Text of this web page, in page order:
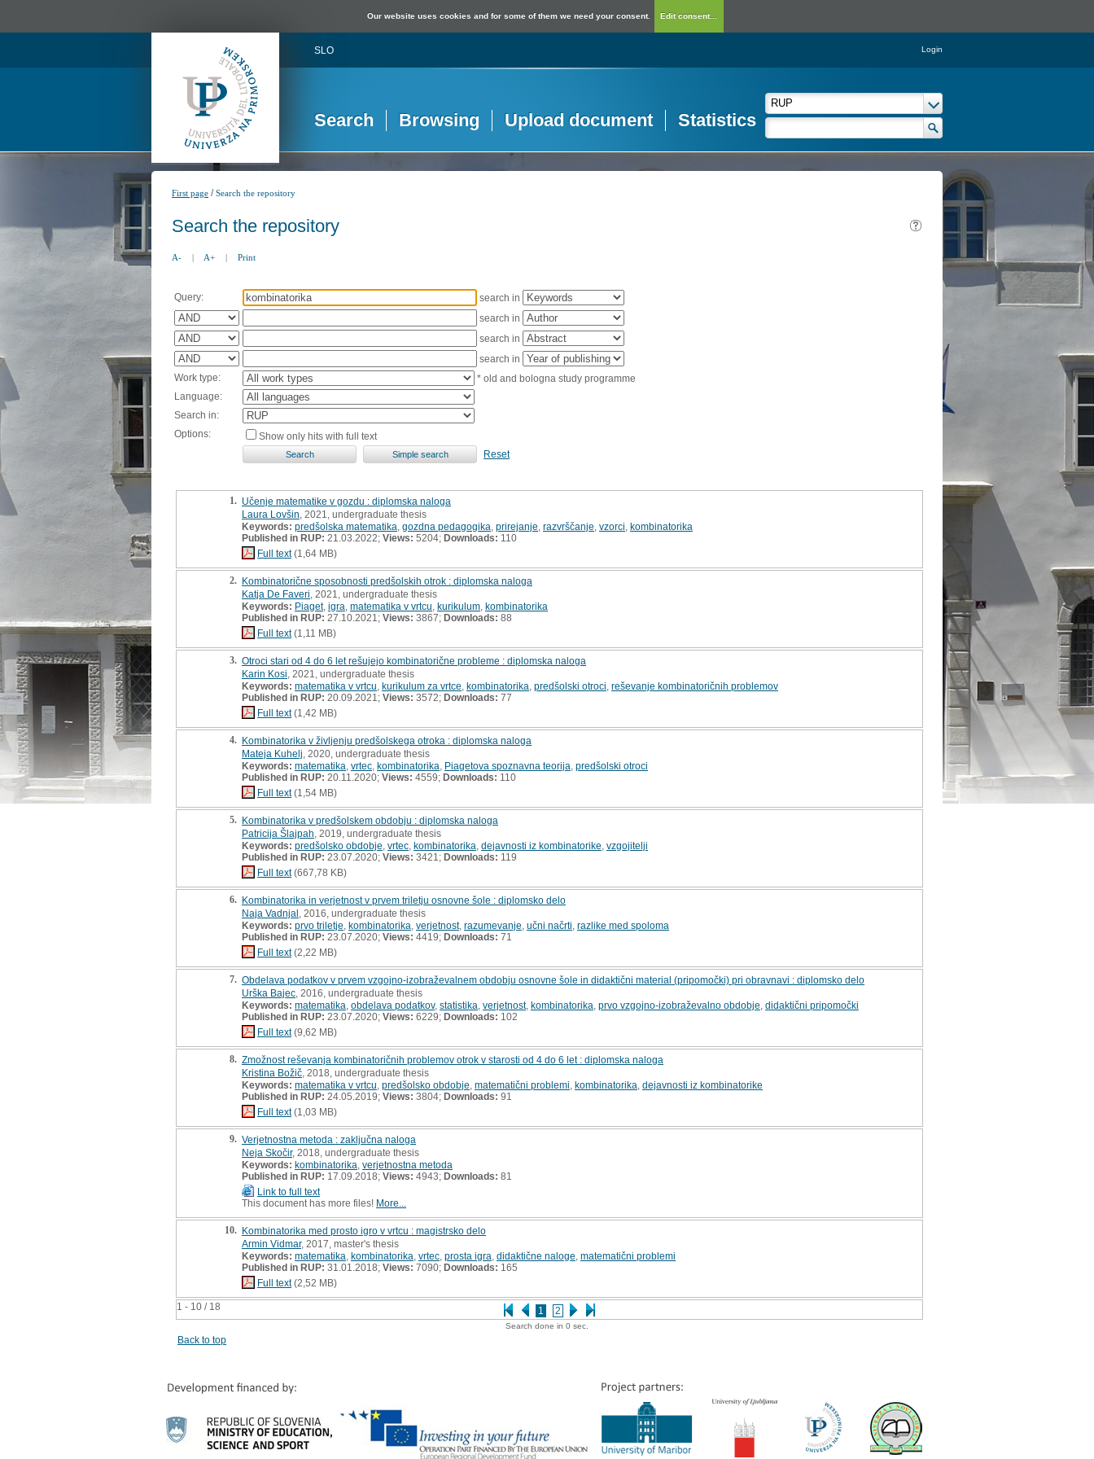
Our website uses cookies and for some of them we need your consent. Edit consent...
SLO Login
Search Browsing Upload document Statistics
First page /Search the repository
Search the repository
A- | A+ | Print
Query:
search in
search in
search in
search in
Work type:
* old and bologna study programme
Language:
Search in:
Options:
Show only hits with full text
Reset
1 - 10 / 18 1 2
1. Učenje matematike v gozdu : diplomska naloga
Laura Lovšin , 2021, undergraduate thesis
Keywords: predšolska matematika gozdna pedagogika prirejanje razvrščanje vzorci kombinatorika
Published in RUP: 21.03.2022; Views: 5204; Downloads: 110
Full text(1,64 MB)
2. Kombinatorične sposobnosti predšolskih otrok : diplomska naloga
Katja De Faveri , 2021, undergraduate thesis
Keywords: Piaget, igra matematika v vrtcu kurikulum kombinatorika
Published in RUP: 27.10.2021; Views: 3867; Downloads: 88
Full text(1,11 MB)
3. Otroci stari od 4 do 6 let rešujejo kombinatorične probleme : diplomska naloga
Karin Kosi , 2021, undergraduate thesis
Keywords: matematika v vrtcu kurikulum za vrtce kombinatorika predšolski otroci reševanje kombinatoričnih problemov
Published in RUP: 20.09.2021; Views: 3572; Downloads: 77
Full text(1,42 MB)
4. Kombinatorika v življenju predšolskega otroka : diplomska naloga
Mateja Kuhelj , 2020, undergraduate thesis
Keywords: matematika vrtec kombinatorika Piagetova spoznavna teorija predšolski otroci
Published in RUP: 20.11.2020; Views: 4559; Downloads: 110
Full text(1,54 MB)
5. Kombinatorika v predšolskem obdobju : diplomska naloga
Patricija Šlajpah , 2019, undergraduate thesis
Keywords: predšolsko obdobje vrtec kombinatorika dejavnosti iz kombinatorike vzgojitelji
Published in RUP: 23.07.2020; Views: 3421; Downloads: 119
Full text(667,78 KB)
6. Kombinatorika in verjetnost v prvem triletju osnovne šole : diplomsko delo
Naja Vadnjal , 2016, undergraduate thesis
Keywords: prvo triletje kombinatorika verjetnost, razumevanje učni načrti razlike med spoloma
Published in RUP: 23.07.2020; Views: 4419; Downloads: 71
Full text(2,22 MB)
7. Obdelava podatkov v prvem vzgojno-izobraževalnem obdobju osnovne šole in didaktični material (pripomočki) pri obravnavi : diplomsko delo
Urška Bajec , 2016, undergraduate thesis
Keywords: matematika obdelava podatkov, statistika verjetnost, kombinatorika prvo vzgojno-izobraževalno obdobje didaktični pripomočki
Published in RUP: 23.07.2020; Views: 6229; Downloads: 102
Full text(9,62 MB)
8. Zmožnost reševanja kombinatoričnih problemov otrok v starosti od 4 do 6 let : diplomska naloga
Kristina Božič , 2018, undergraduate thesis
Keywords: matematika v vrtcu predšolsko obdobje matematični problemi kombinatorika dejavnosti iz kombinatorike
Published in RUP: 24.05.2019; Views: 3804; Downloads: 91
Full text(1,03 MB)
9. Verjetnostna metoda : zaključna naloga
Neja Skočir, 2018, undergraduate thesis
Keywords: kombinatorika verjetnostna metoda
Published in RUP: 17.09.2018; Views: 4943; Downloads: 81
Link to full text
This document has more files! More...
10. Kombinatorika med prosto igro v vrtcu : magistrsko delo
Armin Vidmar, 2017, master's thesis
Keywords: matematika kombinatorika vrtec prosta igra didaktične naloge matematični problemi
Published in RUP: 31.01.2018; Views: 7090; Downloads: 165
Full text(2,52 MB)
Search done in 0 sec.
Back to top